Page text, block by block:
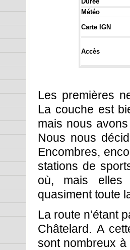
Météo
Carte IGN
Accès
Les premières
La couche est
mais nous
Nous nous
Encombres,
stations de
où, mais elles
quasiment toute
La route n’étant
Châtelard. A
sont nombreux